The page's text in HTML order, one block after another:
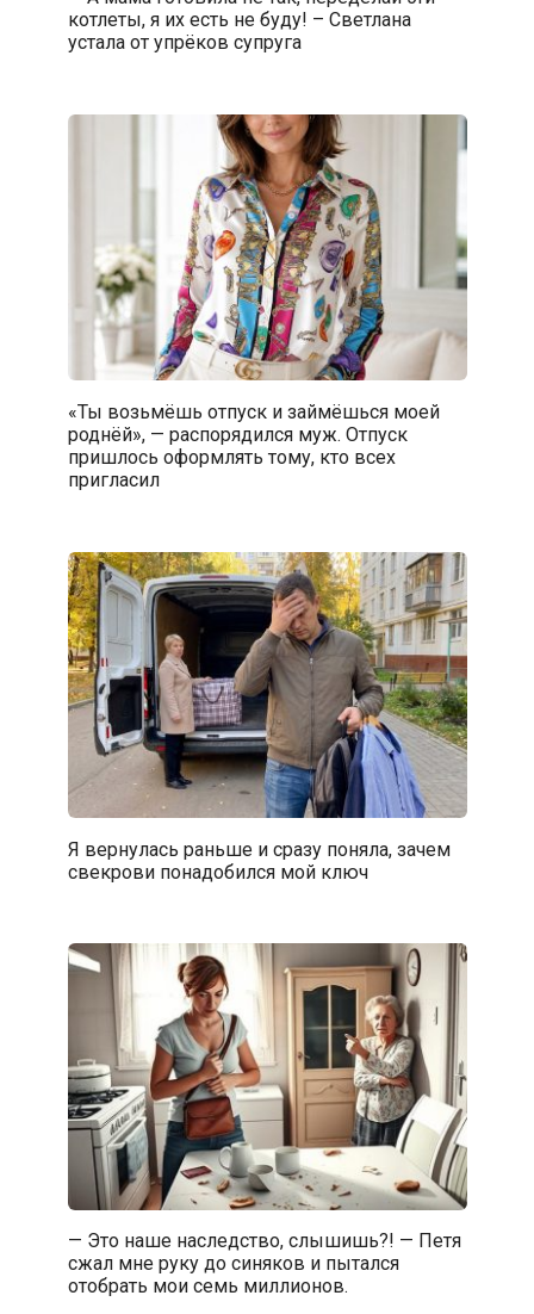
котлеты, я их есть не буду! – Светлана
устала от упрёков супруга
«Ты возьмёшь отпуск и займёшься моей
роднёй», — распорядился муж. Отпуск
пришлось оформлять тому, кто всех
пригласил
Я вернулась раньше и сразу поняла, зачем
свекрови понадобился мой ключ
— Это наше наследство, слышишь?! — Петя
сжал мне руку до синяков и пытался
отобрать мои семь миллионов.